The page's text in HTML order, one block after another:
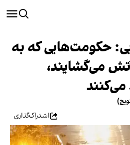
حکومت‌هایی که به
می‌گشایند،
اشتراک‌گذاری